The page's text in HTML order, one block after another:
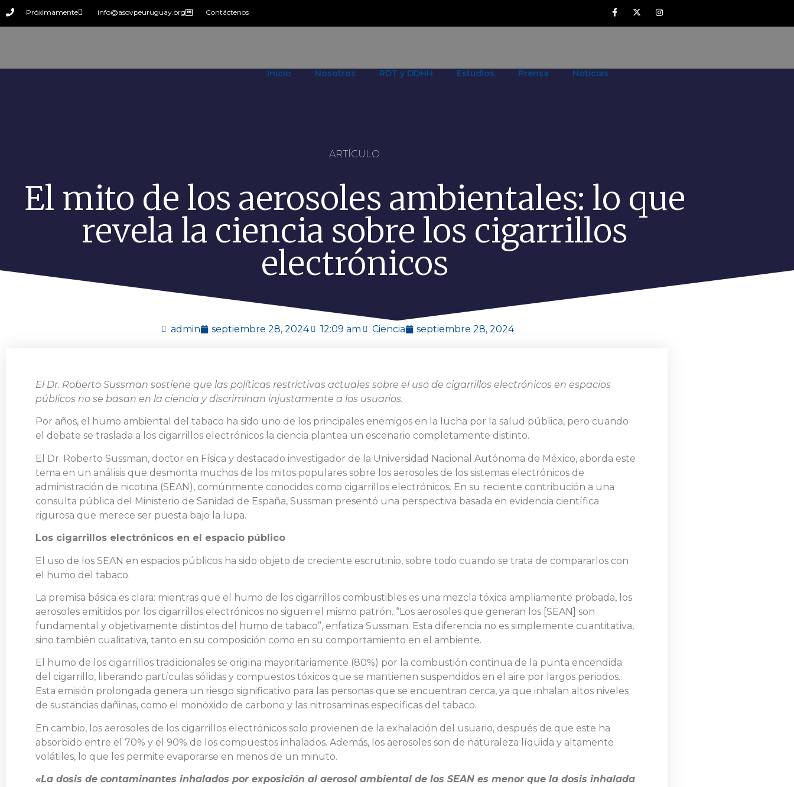
Próximamente info@asovpeuruguay.org Contáctenos
Inicio Nosotros RDT y DDHH Estudios Prensa Noticias
ARTÍCULO
El mito de los aerosoles ambientales: lo que
revela la ciencia sobre los cigarrillos
electrónicos
admin septiembre 28, 2024 12:09 am Ciencia septiembre 28, 2024
El Dr. Roberto Sussman sostiene que las políticas restrictivas actuales sobre el uso de cigarrillos electrónicos en espacios
públicos no se basan en la ciencia y discriminan injustamente a los usuarios.
Por años, el humo ambiental del tabaco ha sido uno de los principales enemigos en la lucha por la salud pública, pero cuando
el debate se traslada a los cigarrillos electrónicos la ciencia plantea un escenario completamente distinto.
El Dr. Roberto Sussman, doctor en Física y destacado investigador de la Universidad Nacional Autónoma de México, aborda este
tema en un análisis que desmonta muchos de los mitos populares sobre los aerosoles de los sistemas electrónicos de
administración de nicotina (SEAN), comúnmente conocidos como cigarrillos electrónicos. En su reciente contribución a una
consulta pública del Ministerio de Sanidad de España, Sussman presentó una perspectiva basada en evidencia científica
rigurosa que merece ser puesta bajo la lupa.
Los cigarrillos electrónicos en el espacio público
El uso de los SEAN en espacios públicos ha sido objeto de creciente escrutinio, sobre todo cuando se trata de compararlos con
el humo del tabaco.
La premisa básica es clara: mientras que el humo de los cigarrillos combustibles es una mezcla tóxica ampliamente probada, los
aerosoles emitidos por los cigarrillos electrónicos no siguen el mismo patrón. “Los aerosoles que generan los [SEAN] son
fundamental y objetivamente distintos del humo de tabaco”, enfatiza Sussman. Esta diferencia no es simplemente cuantitativa,
sino también cualitativa, tanto en su composición como en su comportamiento en el ambiente.
El humo de los cigarrillos tradicionales se origina mayoritariamente (80%) por la combustión continua de la punta encendida
del cigarrillo, liberando partículas sólidas y compuestos tóxicos que se mantienen suspendidos en el aire por largos periodos.
Esta emisión prolongada genera un riesgo significativo para las personas que se encuentran cerca, ya que inhalan altos niveles
de sustancias dañinas, como el monóxido de carbono y las nitrosaminas específicas del tabaco.
En cambio, los aerosoles de los cigarrillos electrónicos solo provienen de la exhalación del usuario, después de que este ha
absorbido entre el 70% y el 90% de los compuestos inhalados. Además, los aerosoles son de naturaleza líquida y altamente
volátiles, lo que les permite evaporarse en menos de un minuto.
«La dosis de contaminantes inhalados por exposición al aerosol ambiental de los SEAN es menor que la dosis inhalada